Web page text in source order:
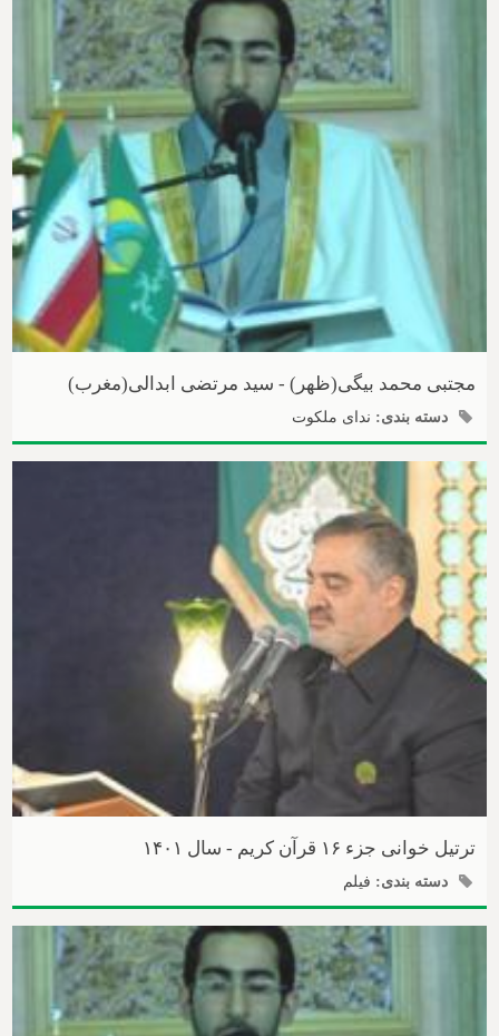
مجتبی محمد بیگی(ظهر) - سید مرتضی ابدالی(مغرب)
دسته بندی: ندای ملکوت
ترتیل خوانی جزء ۱۶ قرآن کریم - سال ۱۴۰۱
دسته بندی: فیلم